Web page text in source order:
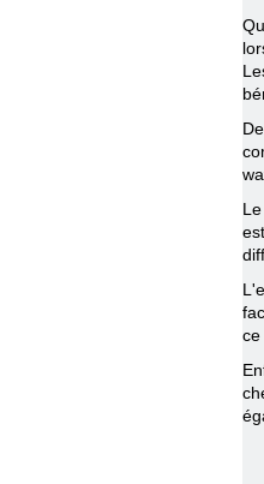
ce